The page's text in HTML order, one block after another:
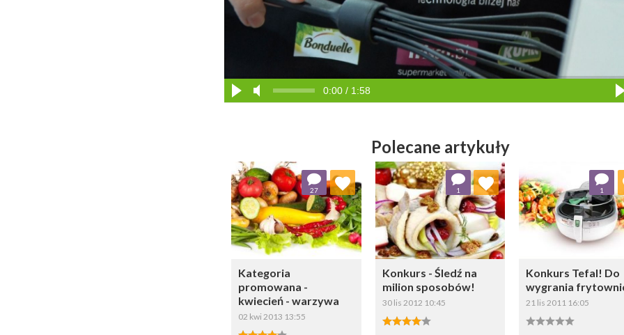
0:00 / 1:58
Polecane artykuły
Kategoria
promowana -
kwiecień - warzywa
02 kwi 2013 13:55
27
Dodaj do ulubionych
Wybierz listę:
Konkurs - Śledź na
milion sposobów!
30 lis 2012 10:45
4.00/5
1
Dodaj do ulubionych
Wybierz listę:
Konkurs Tefal! Do
wygrania
21 lis 2011 16:05
0.00/5
1
Dodaj do
Wybierz